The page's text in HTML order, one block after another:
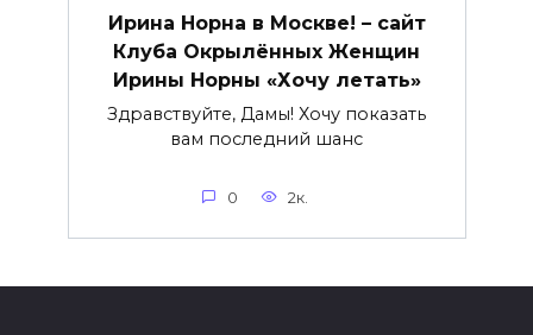
Ирина Норна в Москве! – сайт
Клуба Окрылённых Женщин
Ирины Норны «Хочу летать»
Здравствуйте, Дамы! Хочу показать
вам последний шанс
0 2к.